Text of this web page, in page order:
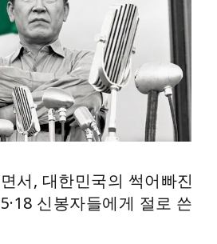
서, 대한민국의 썩어빠진
신봉자들에게 절로 쓴